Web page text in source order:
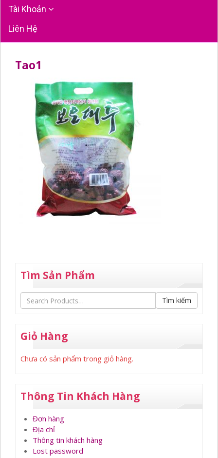
Tài Khoản
Liên Hệ
Tao1
Tìm Sản Phẩm
Tìm kiếm
Giỏ Hàng
Chưa có sản phẩm trong giỏ hàng.
Thông Tin Khách Hàng
Đơn hàng
Địa chỉ
Thông tin khách hàng
Lost password